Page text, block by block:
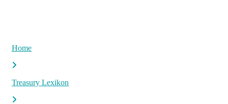
Home
Treasury Lexikon